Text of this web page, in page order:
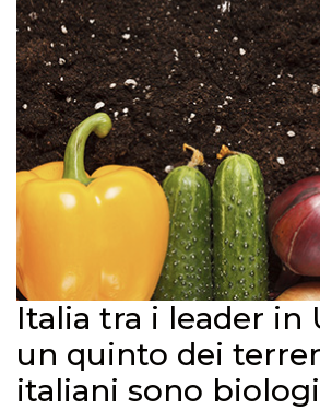
Italia tra i leader in
un quinto dei
italiani sono